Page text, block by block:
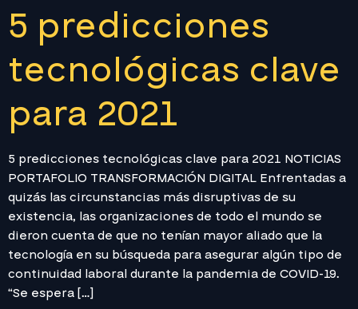
5 predicciones
tecnológicas clave
para 2021
5 predicciones tecnológicas clave para 2021 NOTICIAS
PORTAFOLIO TRANSFORMACIÓN DIGITAL Enfrentadas a
quizás las circunstancias más disruptivas de su
existencia, las organizaciones de todo el mundo se
dieron cuenta de que no tenían mayor aliado que la
tecnología en su búsqueda para asegurar algún tipo de
continuidad laboral durante la pandemia de COVID-19.
“Se espera […]